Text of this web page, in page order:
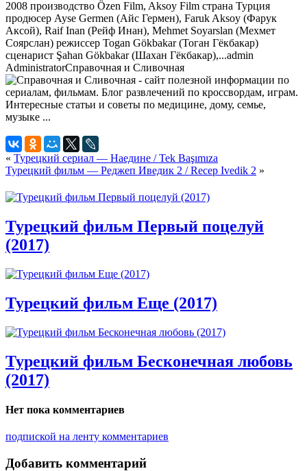
2008 производство Özen Film, Aksoy Film страна Турция
продюсер Ayse Germen (Айс Гермен), Faruk Aksoy (Фарук
Аксой), Raif Inan (Рейф Инан), Mehmet Soyarslan (Мехмет
Соярслан) режиссер Togan Gökbakar (Тоган Гёкбакар)
сценарист Şahan Gökbakar (Шахан Гёкбакар),...admin
AdministratorСправочная и Сливочная
« Турецкий сериал — Наедине / Tek Başımıza
Турецкий фильм — Реджеп Иведик 2 / Recep Ivedik 2 »
Турецкий фильм Первый поцелуй
(2017)
Турецкий фильм Еще (2017)
Турецкий фильм Бесконечная любовь
(2017)
Нет пока комментариев
подпиской на ленту комментариев
Добавить комментарий